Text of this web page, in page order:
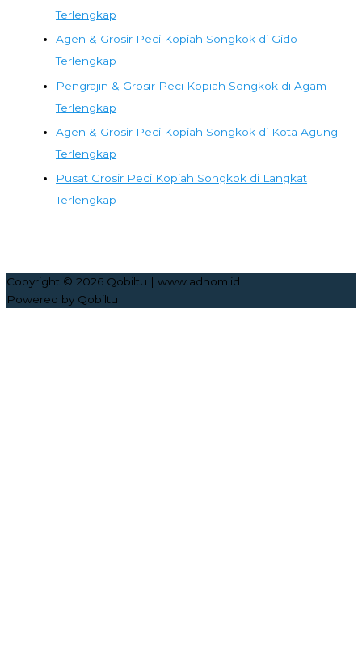
Terlengkap
Agen & Grosir Peci Kopiah Songkok di Gido
Terlengkap
Pengrajin & Grosir Peci Kopiah Songkok di Agam
Terlengkap
Agen & Grosir Peci Kopiah Songkok di Kota Agung
Terlengkap
Pusat Grosir Peci Kopiah Songkok di Langkat
Terlengkap
Copyright © 2026 Qobiltu | www.adhom.id
Powered by Qobiltu